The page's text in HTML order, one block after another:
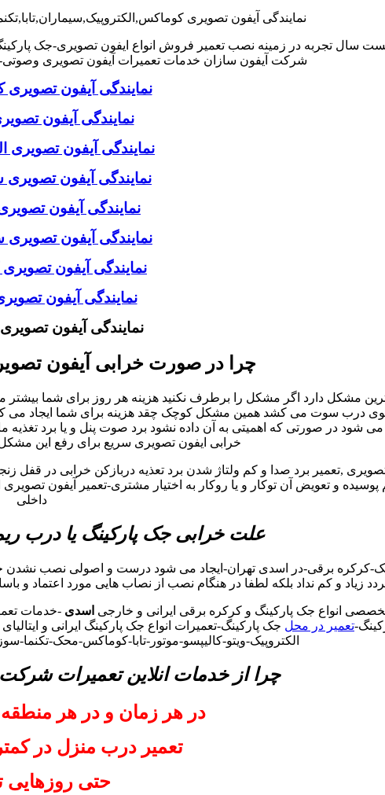
نمایندگی آیفون تصویری
سال تجربه در زمینه نصب تعمیر فروش انواع ایفون تصویری-جک
شرکت آیفون سازان خدمات تعمیرات آیفون تصویری
نمایندگی آیفون
نمایندگی آیفون
نمایندگی آیفون تصویری
نمایندگی آیفون
نمایندگی آیفون
نمایندگی آیفون
نمایندگی آیفون
نمایندگی آیفون
نمایندگی آیفون
چرا در صورت خرابی آیفون
مشکل دارد اگر مشکل را برطرف نکنید هزینه هر روز برای شما بیشتر
درب سوت می کشد همین مشکل کوچک چقد هزینه برای شما ایجاد می
در صورتی که اهمیتی به آن داده نشود برد صوت پنل و یا برد تغذیه
خرابی ایفون تصویری سریع برای رفع این مشکل
,تعمیر برد صدا و کم ولتاژ شدن برد تعذیه دربازکن خرابی در قفل
و تعویض آن توکار و یا روکار به اختیار مشتری-تعمیر آیفون
داخلی
علت خرابی جک پارکینگ یا درب
کرکره برقی-در اسدی تهران-ایجاد می شود درست و اصولی نصب نشدن
زیاد و کم نداد بلکه لطفا در هنگام نصب از نصاب هایی مورد اعتماد و
انواع جک پارکینگ و کرکره برقی ایرانی و خارجی اسدی -خدمات
تعمیر در محل جک پارکینگ-تعمیرات انواع جک پارکینگ ایرانی و
الکتروپیک-ویتو-کالیپسو-موتور-تابا-کوماکس-محک-
چرا از خدمات انلاین تعمیرات
در هر زمان و در هر
تعمیر درب منزل در
حتی روزهایی